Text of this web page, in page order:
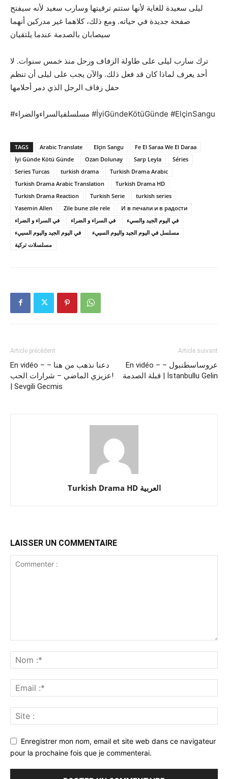
ليلى سعيدة للغاية لأنها ستتم ترقيتها وسارب سعيد لأنه سيفتح
صفحة جديدة في حياته. ومع ذلك، كلاهما غير مدركين أنهما
سيصابان بالصدمة عندما يلتقيان
ترك سارب ليلى على طاولة الزفاف ورحل منذ خمس سنوات. لا
أحد يعرف لماذا كان قد فعل ذلك. والآن يجب على ليلى أن تنظم
حفل زفاف الرجل الذي دمر أحلامها
#مسلسلفيالسراءوالضراء #İyiGündeKötüGünde #ElçinSangu
TAGS Arabic Translate Elçin Sangu
Fe El Saraa We El Daraa
İyi Günde Kötü Günde
Ozan Dolunay Sarp Leyla
Séries
Series Turcas
turkish drama
Turkish Drama Arabic
Turkish Drama Arabic Translation
Turkish Drama HD
Turkish Drama Reaction
Turkish Serie
turkish series
Yasemin Allen
Zile bune zile rele
И в печали и в радости
في السراء و الضراء
في اليوم الجيد والسيء
في اليوم الجيد واليوم السييء
مسلسل في اليوم الجيد واليوم السييء
مسلسلات تركية
Article précédent
En vidéo – دعنا نذهب من هنا –
عزيزي الماضي – شرارات الحب!
| Sevgili Gecmis
Article suivant
En vidéo – عروساسطنبول –
قبلة الصدمة | İstanbullu Gelin
Turkish Drama HD العربية
LAISSER UN COMMENTAIRE
Enregistrer mon nom, email et site web dans ce navigateur
pour la prochaine fois que je commenterai.